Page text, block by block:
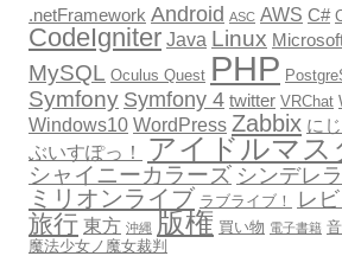
.netFramework Android ASC AWS C#
CodeIgniter Java Linux
MySQL Oculus Quest PHP
Symfony Symfony 4 twitter VRChat
Windows10 WordPress Zabbix に
ぶいすぽっ！ アイドルマス
シャイニーカラーズ シンデレ
ミリオンライブ ラブライブ！ レ
旅行 東方 沖縄 版権 買い物 電子書籍
魔法少女ノ魔女裁判